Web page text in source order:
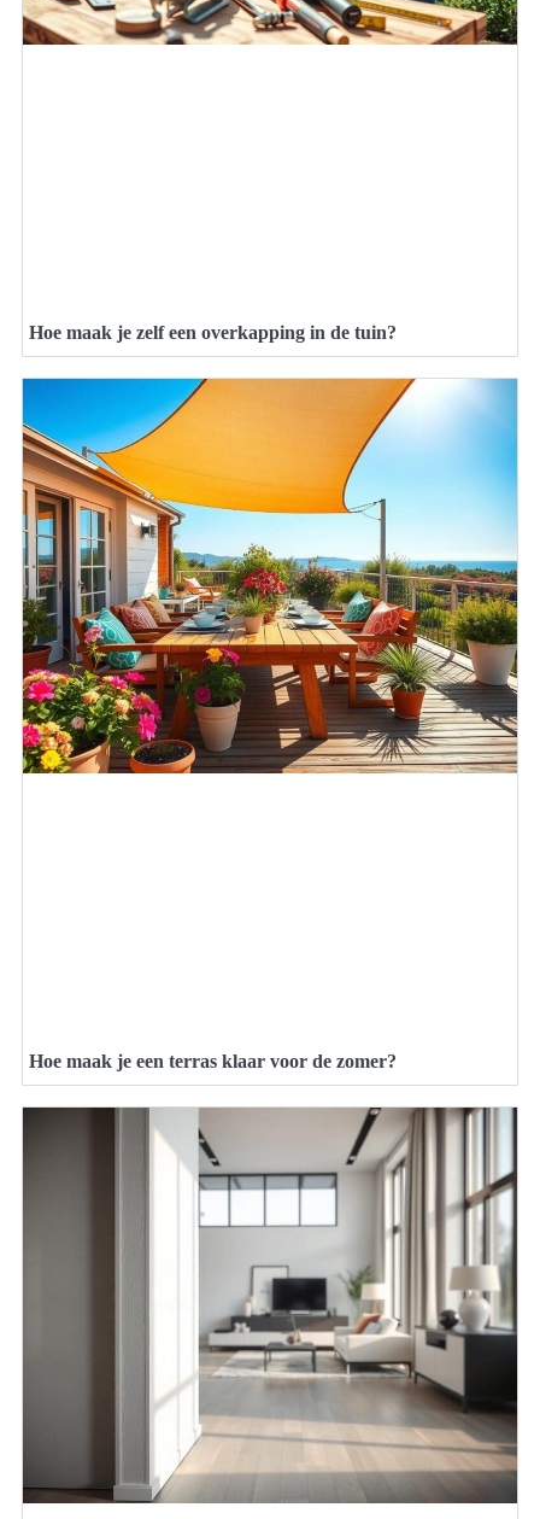
Hoe maak je zelf een overkapping in de tuin?
Hoe maak je een terras klaar voor de zomer?